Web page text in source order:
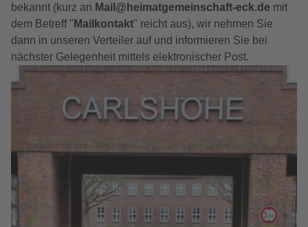
bekannt (kurz an Mail@heimatgemeinschaft-eck.de mit
dem Betreff " Mailkontakt" reicht aus), wir nehmen Sie
dann in unseren Verteiler auf und informieren Sie bei
nächster Gelegenheit mittels elektronischer Post.